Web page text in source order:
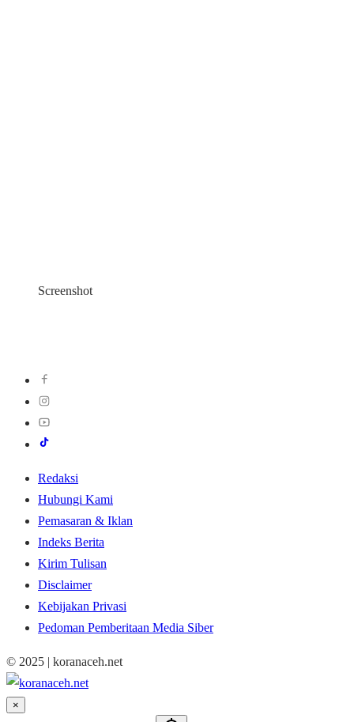
Screenshot
Redaksi
Hubungi Kami
Pemasaran & Iklan
Indeks Berita
Kirim Tulisan
Disclaimer
Kebijakan Privasi
Pedoman Pemberitaan Media Siber
© 2025 | koranaceh.net
×